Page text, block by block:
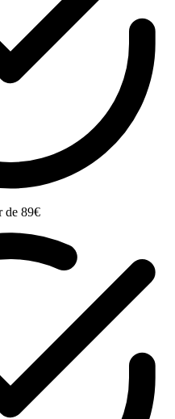
de 89€